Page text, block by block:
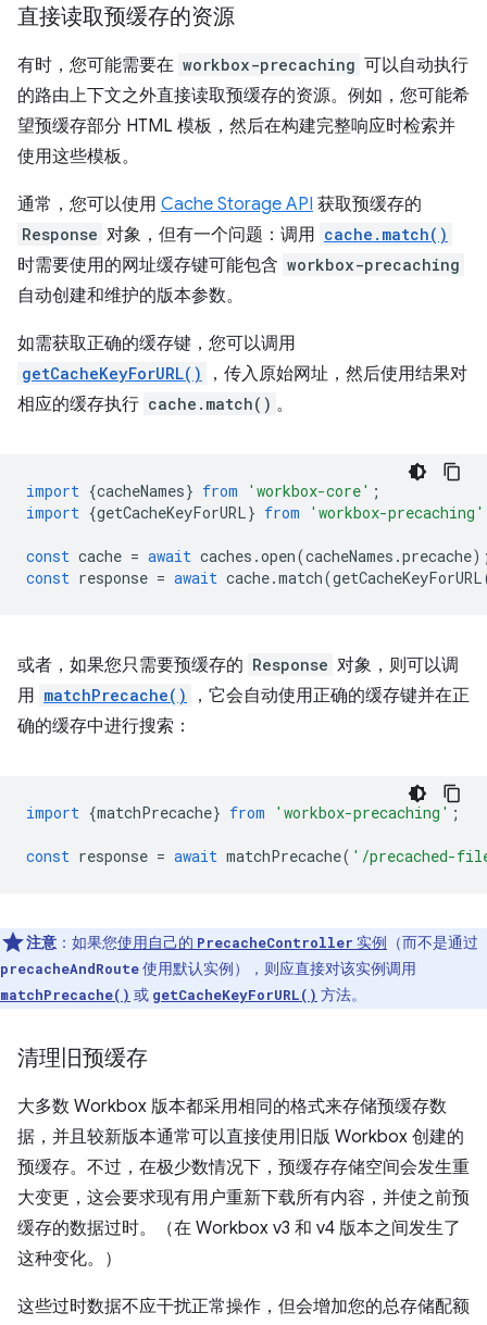
直接读取预缓存的资源
有时，您可能需要在 workbox-precaching 可以自动执行
的路由上下文之外直接读取预缓存的资源。例如，您可能希
望预缓存部分 HTML 模板，然后在构建完整响应时检索并
使用这些模板。
通常，您可以使用 Cache Storage API 获取预缓存的
Response 对象，但有一个问题：调用 cache.match()
时需要使用的网址缓存键可能包含 workbox-precaching
自动创建和维护的版本参数。
如需获取正确的缓存键，您可以调用
getCacheKeyForURL()
，传入原始网址，然后使用结果对
相应的缓存执行 cache.match() 。
import {cacheNames} from 'workbox-core' ;
import {getCacheKeyForURL} from 'workbox-precaching'
const cache = await caches .open(cacheNames .precache
const response = await cache.match(getCacheKeyForURL
或者，如果您只需要预缓存的 Response 对象，则可以调
用 matchPrecache()
，它会自动使用正确的缓存键并在正
确的缓存中进行搜索：
import {matchPrecache} from 'workbox-precaching' ;
const response = await matchPrecache( '/precached-
注意 ：如果您使用自己的 PrecacheController 实例 （而不是通过
precacheAndRoute使用默认实例），则应直接对该实例调用
matchPrecache() 或 getCacheKeyForURL() 方法。
清理旧预缓存
大多数 Workbox 版本都采用相同的格式来存储预缓存数
据，并且较新版本通常可以直接使用旧版 Workbox 创建的
预缓存。不过，在极少数情况下，预缓存存储空间会发生重
大变更，这会要求现有用户重新下载所有内容，并使之前预
缓存的数据过时。（在 Workbox v3 和 v4 版本之间发生了
这种变化。）
这些过时数据不应干扰正常操作，但会增加您的总存储配额